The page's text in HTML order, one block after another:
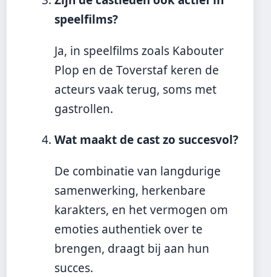
speelfilms?
Ja, in speelfilms zoals Kabouter
Plop en de Toverstaf keren de
acteurs vaak terug, soms met
gastrollen.
Wat maakt de cast zo succesvol?
De combinatie van langdurige
samenwerking, herkenbare
karakters, en het vermogen om
emoties authentiek over te
brengen, draagt bij aan hun
succes.